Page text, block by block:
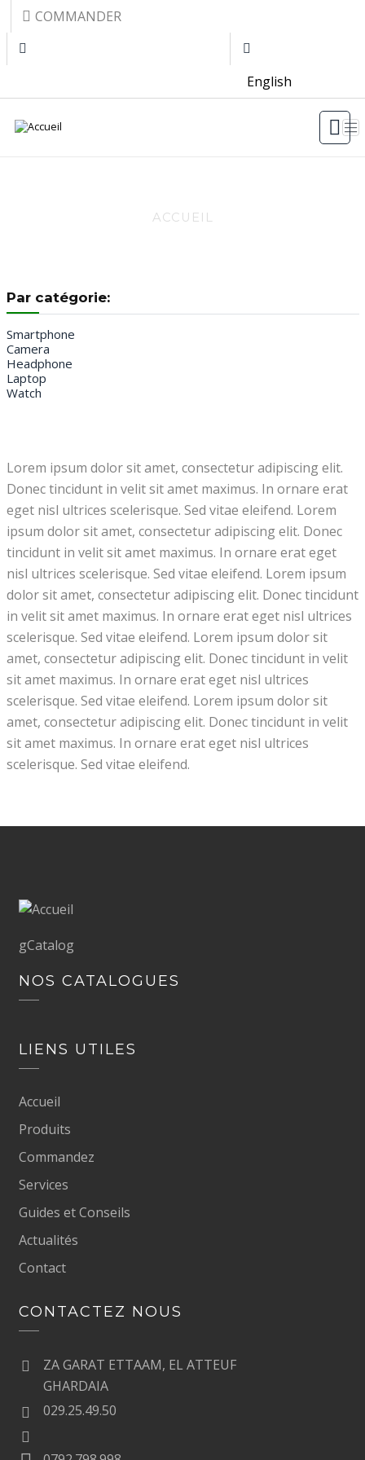
Aller au contenu principal
Top menu
COMMANDER
English
ACCUEIL
Lorem ipsum dolor sit amet, consectetur adipiscing elit.
Donec tincidunt in velit sit amet maximus. In ornare erat
eget nisl ultrices scelerisque. Sed vitae eleifend. Lorem
ipsum dolor sit amet, consectetur adipiscing elit. Donec
tincidunt in velit sit amet maximus. In ornare erat eget
nisl ultrices scelerisque. Sed vitae eleifend. Lorem ipsum
dolor sit amet, consectetur adipiscing elit. Donec tincidunt
in velit sit amet maximus. In ornare erat eget nisl ultrices
scelerisque. Sed vitae eleifend. Lorem ipsum dolor sit
amet, consectetur adipiscing elit. Donec tincidunt in velit
sit amet maximus. In ornare erat eget nisl ultrices
scelerisque. Sed vitae eleifend. Lorem ipsum dolor sit
amet, consectetur adipiscing elit. Donec tincidunt in velit
sit amet maximus. In ornare erat eget nisl ultrices
scelerisque. Sed vitae eleifend.
Par catégorie:
Smartphone
Camera
Headphone
Laptop
Watch
gCatalog
NOS CATALOGUES
LIENS UTILES
Accueil
Produits
Commandez
Services
Guides et Conseils
Actualités
Contact
CONTACTEZ NOUS
ZA GARAT ETTAAM, EL ATTEUF
GHARDAIA
029.25.49.50